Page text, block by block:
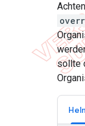
sollte